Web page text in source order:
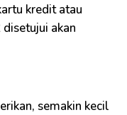
kredit atau
akan
semakin kecil